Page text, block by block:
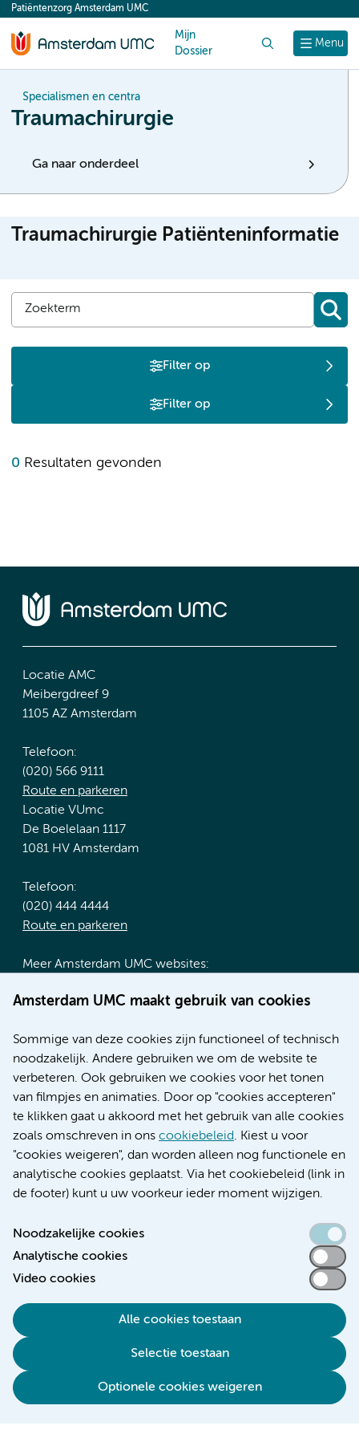
content
Amsterdam UMC maakt gebruik van cookies
Sommige van deze cookies zijn functioneel of technisch
noodzakelijk. Andere gebruiken we om de website te
verbeteren. Ook gebruiken we cookies voor het tonen
van filmpjes en animaties. Door op "cookies accepteren"
te klikken gaat u akkoord met het gebruik van alle cookies
zoals omschreven in ons cookiebeleid. Kiest u voor
"cookies weigeren", dan worden alleen nog functionele en
analytische cookies geplaatst. Via het cookiebeleid (link in
de footer) kunt u uw voorkeur ieder moment wijzigen.
Noodzakelijke cookies
Analytische cookies
Video cookies
Alle cookies toestaan
Selectie toestaan
Optionele cookies weigeren
Menu
Patiëntenzorg Amsterdam UMC
Mijn
Dossier
Specialismen en centra
Traumachirurgie
Ga naar onderdeel
Traumachirurgie Patiënteninformatie
Filter op
Filter op
0 Resultaten gevonden
Locatie AMC
Meibergdreef 9
1105 AZ Amsterdam
Telefoon:
(020) 566 9111
Route en parkeren
Locatie VUmc
De Boelelaan 1117
1081 HV Amsterdam
Telefoon:
(020) 444 4444
Route en parkeren
Meer Amsterdam UMC websites:
Werken bij Amsterdam UMC
Nieuws
Research
Educatie locatie AMC
Educatie locatie VUmc
Verwijzen & diagnostiek
Toegankelijkheidsverklaring
Responsible disclosure